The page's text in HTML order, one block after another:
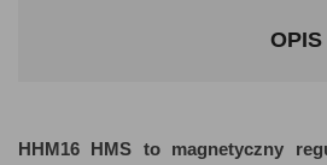
OPIS
HHM16 HMS to magnetyczny